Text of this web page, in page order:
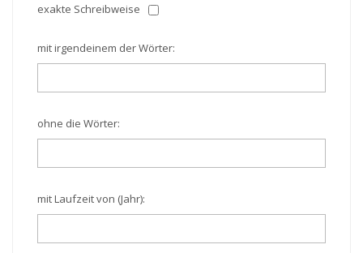
exakte Schreibweise
mit irgendeinem der Wörter:
ohne die Wörter:
mit Laufzeit von (Jahr):